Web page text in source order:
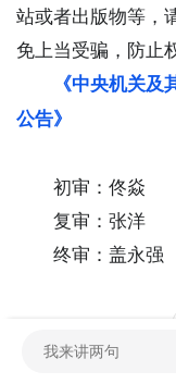
站或者出版物等，
免上当受骗，防止
《中央机关
公告》
初审：佟焱
复审：张洋
终审：盖永强